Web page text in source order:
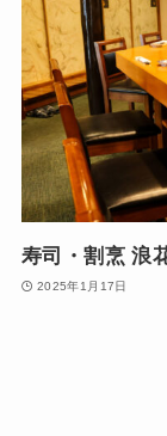
寿司・割烹 浪
2025年1月17日